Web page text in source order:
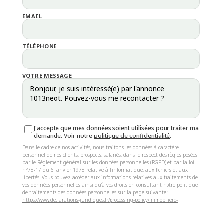
EMAIL
TÉLÉPHONE
VOTRE MESSAGE
J'accepte que mes données soient utilisées pour traiter ma
demande. Voir notrepolitique de confidentialité.
Dans le cadre de nos activités, nous traitons les données à caractère
personnel de nos clients, prospects, salariés, dans le respect des règles posées
par le Règlement général sur les données personnelles (RGPD) et par la loi
n°78-17 du 6 janvier 1978 relative à l'informatique, aux fichiers et aux
libertés. Vous pouvez accéder aux informations relatives aux traitements de
vos données personnelles ainsi qu'à vos droits en consultant notre politique
de traitements des données personnelles sur la page suivante :
https://www.declarations-juridiques.fr/processing-policy/immobiliere-